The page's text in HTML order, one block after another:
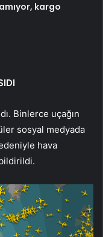
kargo
Binlerce uçağın
sosyal medyada
hava